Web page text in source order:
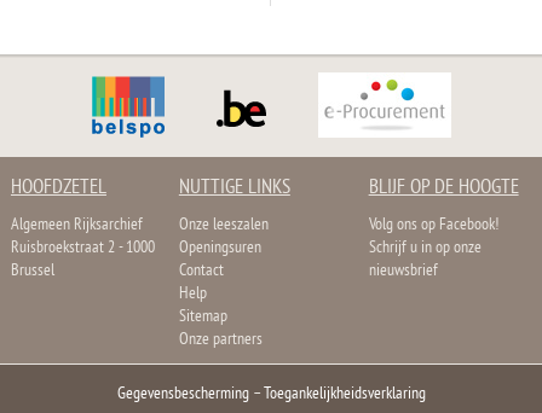
HOOFDZETEL
Algemeen Rijksarchief
Ruisbroekstraat 2 - 1000
Brussel
NUTTIGE LINKS
Onze leeszalen
Openingsuren
Contact
Help
Sitemap
Onze partners
BLIJF OP DE HOOGTE
Volg ons op Facebook!
Schrijf u in op onze
nieuwsbrief
Gegevensbescherming–Toegankelijkheidsverklaring